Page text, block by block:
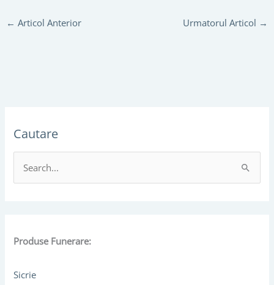
← Articol Anterior Urmatorul Articol →
Cautare
e
c
f
Produse Funerare:
Sicrie